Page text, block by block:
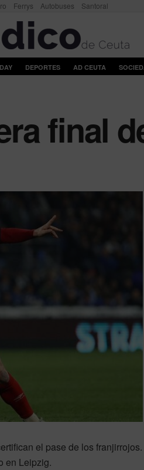
Ferrys Autobuses Santoral
DEPORTES AD CEUTA
final
el pase de los franjirrojos.
en Leipzig.